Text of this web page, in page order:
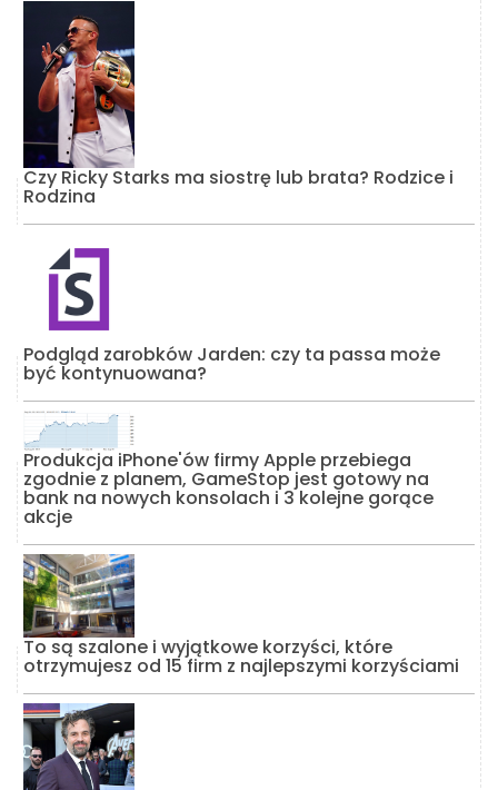
Czy Ricky Starks ma siostrę lub brata? Rodzice i
Rodzina
Podgląd zarobków Jarden: czy ta passa może
być kontynuowana?
Produkcja iPhone'ów firmy Apple przebiega
zgodnie z planem, GameStop jest gotowy na
bank na nowych konsolach i 3 kolejne gorące
akcje
To są szalone i wyjątkowe korzyści, które
otrzymujesz od 15 firm z najlepszymi korzyściami